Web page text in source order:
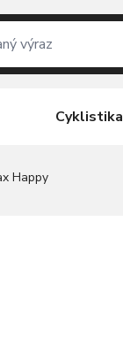
Cyklistika
Happy